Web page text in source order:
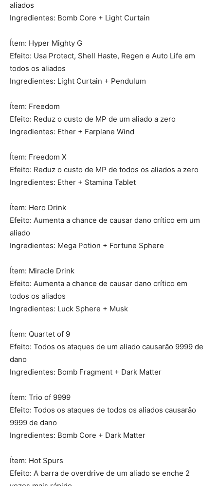
aliados
Ingredientes: Bomb Core + Light Curtain
Ítem: Hyper Mighty G
Efeito: Usa Protect, Shell Haste, Regen e Auto Life em
todos os aliados
Ingredientes: Light Curtain + Pendulum
Ítem: Freedom
Efeito: Reduz o custo de MP de um aliado a zero
Ingredientes: Ether + Farplane Wind
Ítem: Freedom X
Efeito: Reduz o custo de MP de todos os aliados a zero
Ingredientes: Ether + Stamina Tablet
Ítem: Hero Drink
Efeito: Aumenta a chance de causar dano crítico em um
aliado
Ingredientes: Mega Potion + Fortune Sphere
Ítem: Miracle Drink
Efeito: Aumenta a chance de causar dano crítico em
todos os aliados
Ingredientes: Luck Sphere + Musk
Ítem: Quartet of 9
Efeito: Todos os ataques de um aliado causarão 9999 de
dano
Ingredientes: Bomb Fragment + Dark Matter
Ítem: Trio of 9999
Efeito: Todos os ataques de todos os aliados causarão
9999 de dano
Ingredientes: Bomb Core + Dark Matter
Ítem: Hot Spurs
Efeito: A barra de overdrive de um aliado se enche 2